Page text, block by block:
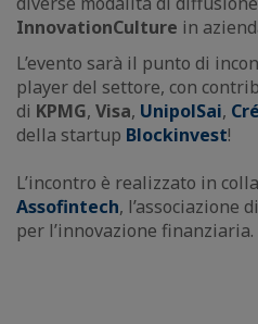
InnovationCulture in
L’evento sarà il punto di
player del settore, con
di KPMG, Visa, UnipolSai,
della startup Blockinvest!
L’incontro è realizzato in
Assofintech, l’associazione
per l’innovazione finanziaria.